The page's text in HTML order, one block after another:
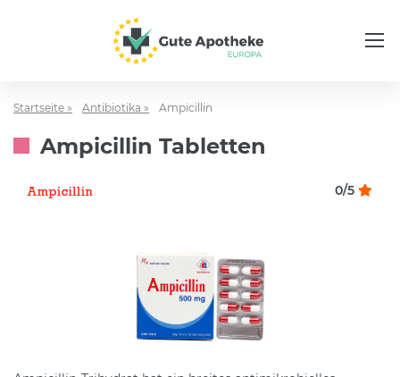
Startseite » Antibiotika » Ampicillin
Ampicillin Tabletten
0/5